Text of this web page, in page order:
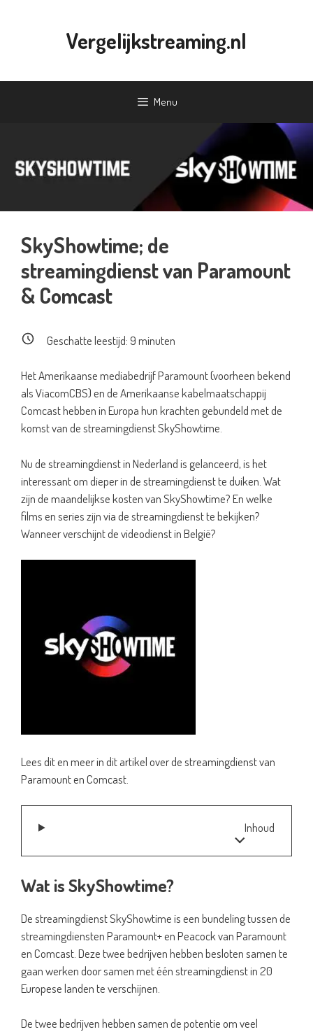
Vergelijkstreaming.nl
Menu
SkyShowtime; de
streamingdienst van Paramount
& Comcast
Geschatte leestijd:9minuten
Het Amerikaanse mediabedrijf Paramount (voorheen bekend
als ViacomCBS) en de Amerikaanse kabelmaatschappij
Comcast hebben in Europa hun krachten gebundeld met de
komst van de streamingdienst SkyShowtime.
Nu de streamingdienst in Nederland is gelanceerd, is het
interessant om dieper in de streamingdienst te duiken. Wat
zijn de maandelijkse kosten van SkyShowtime? En welke
films en series zijn via de streamingdienst te bekijken?
Wanneer verschijnt de videodienst in België?
Lees dit en meer in dit artikel over de streamingdienst van
Paramount en Comcast.
Inhoud
Wat is SkyShowtime?
De streamingdienst SkyShowtime is een bundeling tussen de
streamingdiensten Paramount+ en Peacock van Paramount
en Comcast. Deze twee bedrijven hebben besloten samen te
gaan werken door samen met één streamingdienst in 20
Europese landen te verschijnen.
De twee bedrijven hebben samen de potentie om veel